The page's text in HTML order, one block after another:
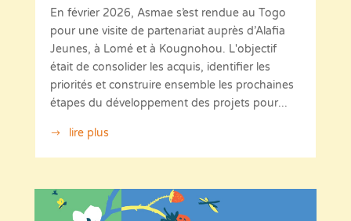
En février 2026, Asmae s’est rendue au Togo
pour une visite de partenariat auprès d’Alafia
Jeunes, à Lomé et à Kougnohou. L'objectif
était de consolider les acquis, identifier les
priorités et construire ensemble les prochaines
étapes du développement des projets pour...
lire plus